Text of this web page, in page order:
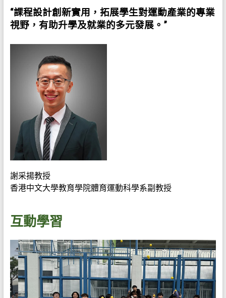
“課程設計創新實用，拓展學生對運動產業的專業
視野，有助升學及就業的多元發展。”
謝采揚教授
香港中文大學教育學院體育運動科學系副教授
互動學習